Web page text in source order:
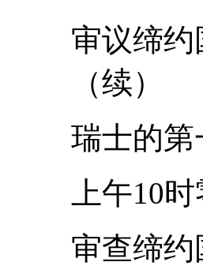
审议缔
（续）
瑞士的
上午10
审查缔